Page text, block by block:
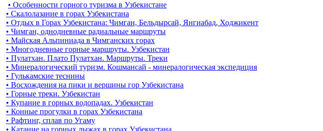
• Особенности горного туризма в Узбекистане
• Скалолазание в горах Узбекистана
• Отдых в Горах Узбекистана: Чимган, Бельдырсай, Янгиабад, Ходжикент
• Чимган, однодневные радиальные маршруты
• Майская Альпиниада в Чимганских горах
• Многодневные горные маршруты. Узбекистан
• Пулатхан. Плато Пулатхан. Маршруты. Треки
• Минералогический туризм. Кошмансай - минералогическая экспедиция
• Гулькамские теснины
• Восхождения на пики и вершины гор Узбекистана
• Горные треки. Узбекистан
• Купание в горных водопадах. Узбекистан
• Конные прогулки в горах Узбекистана
• Рафтинг, сплав по Угаму